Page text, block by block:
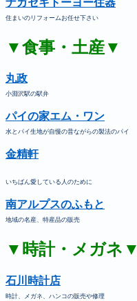
住まいのリフォームお任せ下さい
▼食事・土産▼
丸政
小淵沢駅の駅弁
パイの家エム・ワン
水とパイ生地が自慢の昔ながらの製法のパイ
金精軒
いちばん愛している人のために
南アルプスのふもと
地域の名産、特産品の販売
▼時計・メガネ▼
石川時計店
時計、メガネ、ハンコの販売や修理